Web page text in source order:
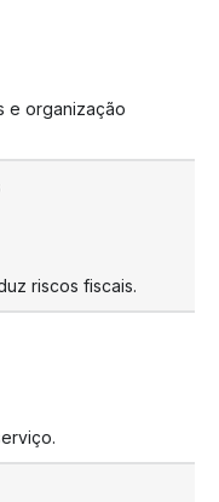
e organização
riscos fiscais.